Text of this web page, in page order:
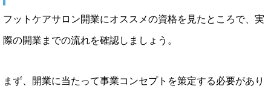
フットケアサロン開業にオススメの資格を見たところで、実
際の開業までの流れを確認しましょう。
まず、開業に当たって事業コンセプトを策定する必要があり